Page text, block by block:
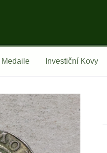
Medaile Investiční Kovy